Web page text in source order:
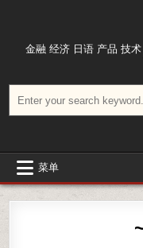
金融 经济 日语 产品 技
菜单